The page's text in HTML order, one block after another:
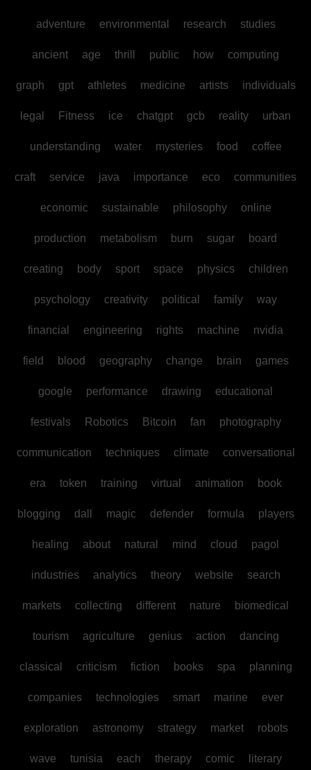
adventure environmental research studies
ancient age thrill public how computing
graph gpt athletes medicine artists individuals
legal Fitness ice chatgpt gcb reality urban
understanding water mysteries food coffee
craft service java importance eco communities
economic sustainable philosophy online
production metabolism burn sugar board
creating body sport space physics children
psychology creativity political family way
financial engineering rights machine nvidia
field blood geography change brain games
google performance drawing educational
festivals Robotics Bitcoin fan photography
communication techniques climate conversational
era token training virtual animation book
blogging dall magic defender formula players
healing about natural mind cloud pagol
industries analytics theory website search
markets collecting different nature biomedical
tourism agriculture genius action dancing
classical criticism fiction books spa planning
companies technologies smart marine ever
exploration astronomy strategy market robots
wave tunisia each therapy comic literary